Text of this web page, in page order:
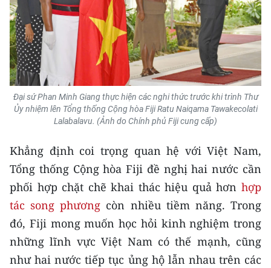
Ảnh
Infographic
TIN MỚI
TIN ĐỊA PHƯƠNG
Đồng bằng sông Hồng
Bắc Trung Bộ
Duyên hải Nam Trung Bộ và Tây
Nguyên
Đông Nam Bộ
Đại sứ Phan Minh Giang thực hiện các nghi thức trước khi trình Thư
Ủy nhiệm lên Tổng thống Cộng hòa Fiji Ratu Naiqama Tawakecolati
Lalabalavu. (Ảnh do Chính phủ Fiji cung cấp)
Khẳng định coi trọng quan hệ với Việt Nam,
Tổng thống Cộng hòa Fiji đề nghị hai nước cần
phối hợp chặt chẽ khai thác hiệu quả hơn hợp
tác song phương còn nhiều tiềm năng. Trong
đó, Fiji mong muốn học hỏi kinh nghiệm trong
những lĩnh vực Việt Nam có thế mạnh, cũng
như hai nước tiếp tục ủng hộ lẫn nhau trên các